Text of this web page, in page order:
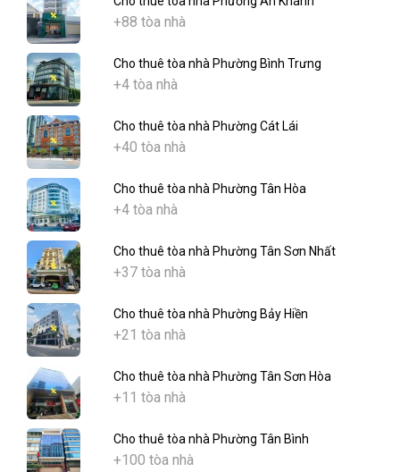
+88 tòa nhà
Cho thuê tòa nhà Phường Bình Trưng
+4 tòa nhà
Cho thuê tòa nhà Phường Cát Lái
+40 tòa nhà
Cho thuê tòa nhà Phường Tân Hòa
+4 tòa nhà
Cho thuê tòa nhà Phường Tân Sơn Nhất
+37 tòa nhà
Cho thuê tòa nhà Phường Bảy Hiền
+21 tòa nhà
Cho thuê tòa nhà Phường Tân Sơn Hòa
+11 tòa nhà
Cho thuê tòa nhà Phường Tân Bình
+100 tòa nhà